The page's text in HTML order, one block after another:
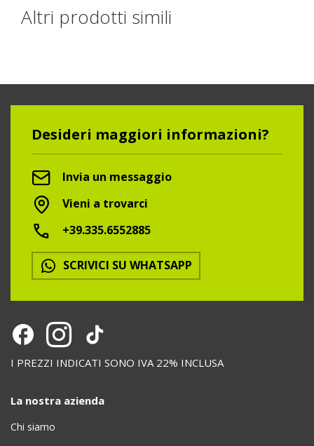
Altri prodotti simili
Desideri maggiori informazioni?
Invia un messaggio
Vieni a trovarci
+39.335.6552885
SCRIVICI SU WHATSAPP
I PREZZI INDICATI SONO IVA 22% INCLUSA
La nostra azienda
Chi siamo